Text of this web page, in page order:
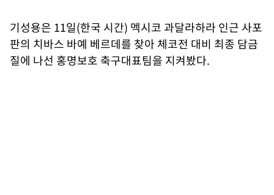
기성용은 11일(한국 시간) 멕시코 과달라하라 인근 사포
판의 치바스 바예 베르데를 찾아 체코전 대비 최종 담금
질에 나선 홍명보호 축구대표팀을 지켜봤다.